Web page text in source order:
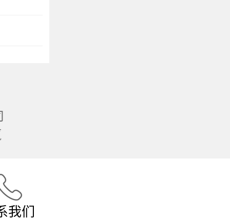
我们